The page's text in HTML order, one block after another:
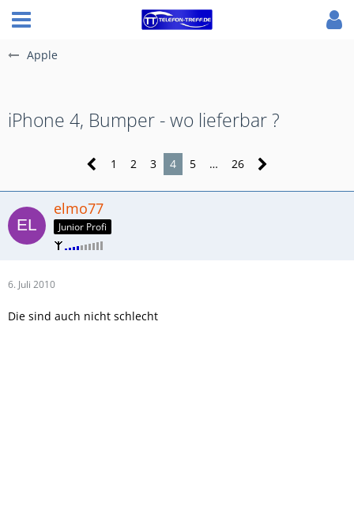
Apple
iPhone 4, Bumper - wo lieferbar ?
1 2 3 4 5 … 26
elmo77
Junior Profi
6. Juli 2010
Die sind auch nicht schlecht